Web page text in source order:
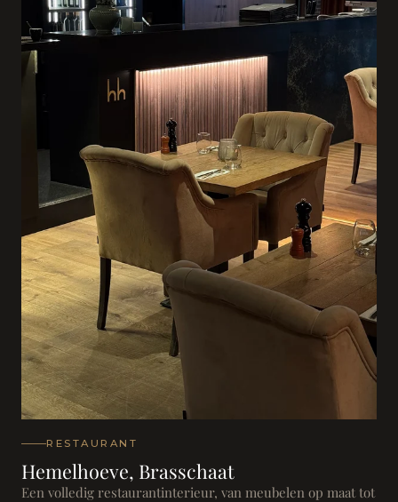
RESTAURANT
Hemelhoeve, Brasschaat
Een volledig restaurantinterieur, van meubelen op maat tot